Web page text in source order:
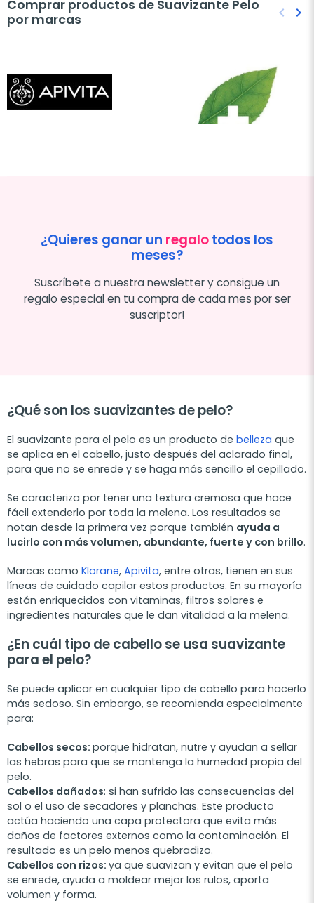
Comprar productos de Suavizante Pelo
por marcas
keyboard_arrow_left keyboard_arrow_right
¿Quieres ganar un regalotodos los
meses?
Suscríbete a nuestra newsletter y consigue un
regalo especial en tu compra de cada mes por ser
suscriptor!
¿Qué son los suavizantes de pelo?
El suavizante para el pelo es un producto de belleza que
se aplica en el cabello, justo después del aclarado final,
para que no se enrede y se haga más sencillo el cepillado.
Se caracteriza por tener una textura cremosa que hace
fácil extenderlo por toda la melena. Los resultados se
notan desde la primera vez porque también ayuda a
lucirlo con más volumen, abundante, fuerte y con brillo.
Marcas como Klorane, Apivita, entre otras, tienen en sus
líneas de cuidado capilar estos productos. En su mayoría
están enriquecidos con vitaminas, filtros solares e
ingredientes naturales que le dan vitalidad a la melena.
¿En cuál tipo de cabello se usa suavizante
para el pelo?
Se puede aplicar en cualquier tipo de cabello para hacerlo
más sedoso. Sin embargo, se recomienda especialmente
para:
Cabellos secos: porque hidratan, nutre y ayudan a sellar
las hebras para que se mantenga la humedad propia del
pelo.
Cabellos dañados: si han sufrido las consecuencias del
sol o el uso de secadores y planchas. Este producto
actúa haciendo una capa protectora que evita más
daños de factores externos como la contaminación. El
resultado es un pelo menos quebradizo.
Cabellos con rizos: ya que suavizan y evitan que el pelo
se enrede, ayuda a moldear mejor los rulos, aporta
volumen y forma.